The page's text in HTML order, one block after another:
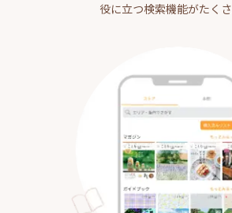
役に立つ検索機能がたくさ